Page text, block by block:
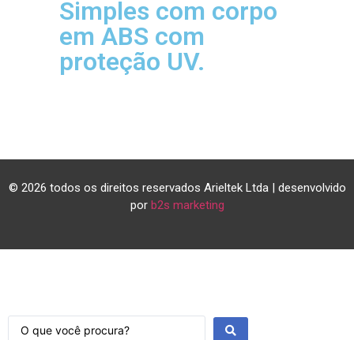
Simples com corpo
em ABS com
proteção UV.
© 2026 todos os direitos reservados Arieltek Ltda | desenvolvido
por b2s marketing